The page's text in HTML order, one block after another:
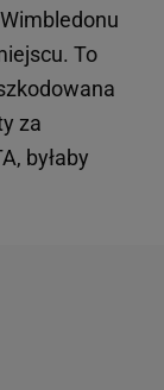
To
za
byłaby